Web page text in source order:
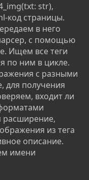
str),
код страницы.
в него
с помощью
Ищем все теги
по ним в цикле.
с разными
для получения
входит ли
расширение,
из тега
описание.
имени